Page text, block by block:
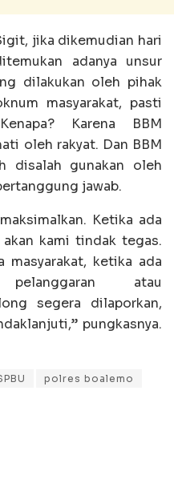
jika dikemudian hari
adanya unsur
dilakukan oleh pihak
masyarakat, pasti
Karena BBM
oleh rakyat. Dan BBM
disalah gunakan oleh
jawab.
Ketika ada
kami tindak tegas.
masyarakat, ketika ada
atau
segera dilaporkan,
pungkasnya.
polres boalemo